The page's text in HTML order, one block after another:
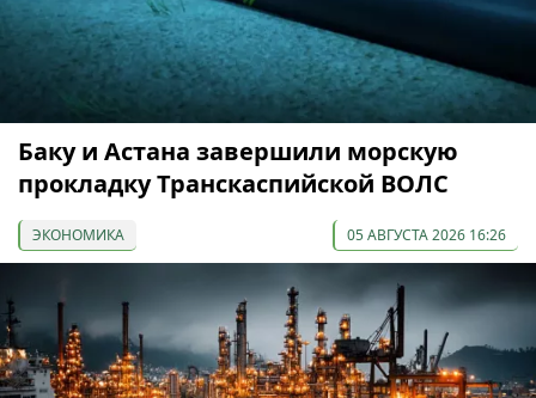
Баку и Астана завершили морскую
прокладку Транскаспийской ВОЛС
ЭКОНОМИКА 05 АВГУСТА 2026 16:26